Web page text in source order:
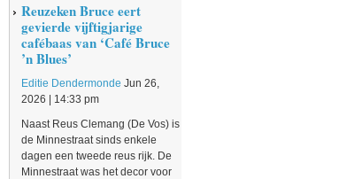
Reuzeken Bruce eert
gevierde vijftigjarige
cafébaas van ‘Café Bruce
’n Blues’
Editie Dendermonde Jun 26,
2026 | 14:33 pm
Naast Reus Clemang (De Vos) is
de Minnestraat sinds enkele
dagen een tweede reus rijk. De
Minnestraat was het decor voor